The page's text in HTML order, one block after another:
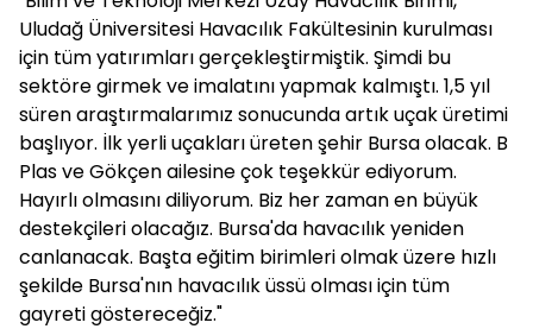
Uludağ Üniversitesi Havacılık Fakültesinin kurulması
için tüm yatırımları gerçekleştirmiştik. Şimdi bu
sektöre girmek ve imalatını yapmak kalmıştı. 1,5 yıl
süren araştırmalarımız sonucunda artık uçak üretimi
başlıyor. İlk yerli uçakları üreten şehir Bursa olacak. B
Plas ve Gökçen ailesine çok teşekkür ediyorum.
Hayırlı olmasını diliyorum. Biz her zaman en büyük
destekçileri olacağız. Bursa'da havacılık yeniden
canlanacak. Başta eğitim birimleri olmak üzere hızlı
şekilde Bursa'nın havacılık üssü olması için tüm
gayreti göstereceğiz."